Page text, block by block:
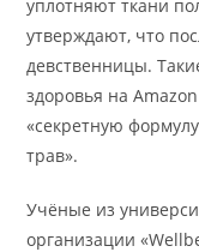
уплотняют ткани
утверждают, что
девственницы.
здоровья на
«секретную
трав».
Учёные из
организации